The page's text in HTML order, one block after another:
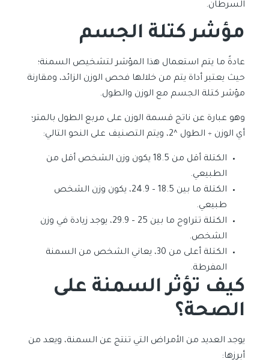
السرطان.
مؤشر كتلة الجسم
عادةً ما يتم استعمال هذا المؤشر لتشخيص السمنة؛
حيث يعتبر أداة يتم من خلالها فحص الوزن الزائد، ومقارنة
مؤشر كتلة الجسم مع الوزن والطول.
وهو عبارة عن ناتج قسمة الوزن على مربع الطول بالمتر؛
أي الوزن ÷ الطول ^2، ويتم التصنيف على النحو التالي:
الكتلة أقل من 18.5 يكون وزن الشخص أقل من
الطبيعي.
الكتلة ما بين 18.5 – 24.9، يكون وزن الشخص
طبيعي.
الكتلة تتراوح ما بين 25 – 29.9، يوجد زيادة في وزن
الشخص.
الكتلة أعلى من 30، يعاني الشخص من السمنة
المفرطة.
كيف تؤثر السمنة على
الصحة؟
يوجد العديد من الأمراض التي تنتج عن السمنة، ويعد من
أبرزها: